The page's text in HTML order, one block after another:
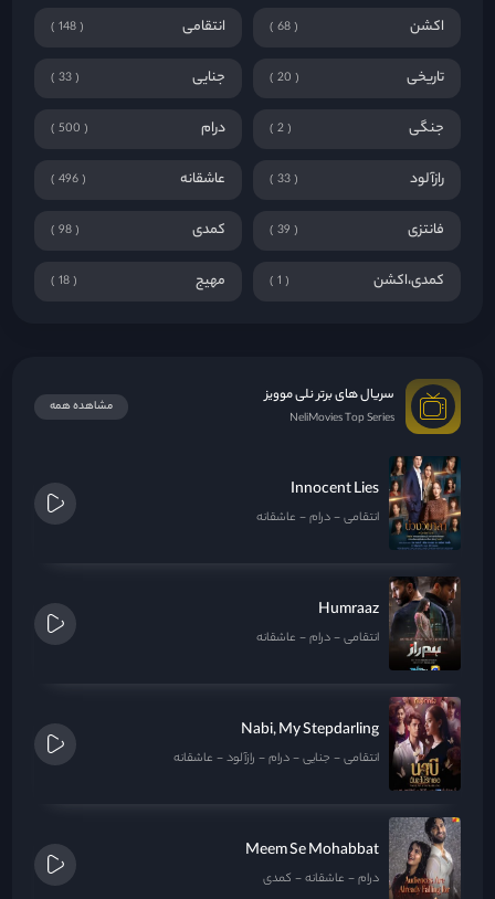
اکشن 68 انتقامی 148
تاریخی 20 جنایی 33
جنگی 2 درام 500
رازآلود 33 عاشقانه 496
فانتزی 39 کمدی 98
کمدی،اکشن 1 مهیج 18
سریال های برتر نلی موویز
NeliMovies Top Series
مشاهده همه
Innocent Lies
انتقامی درام عاشقانه
Humraaz
انتقامی درام عاشقانه
Nabi, My Stepdarling
انتقامی جنایی درام رازآلود عاشقانه
Meem Se Mohabbat
درام عاشقانه کمدی